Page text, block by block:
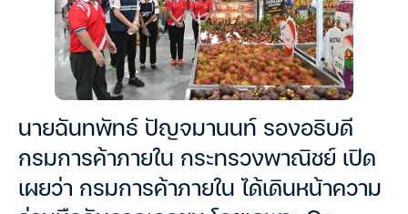
นายฉันทพัทธ์ ปัญจมานนท์ รองอธิบดี
กรมการค้าภายใน กระทรวงพาณิชย์ เปิด
เผยว่า กรมการค้าภายใน ได้เดินหน้าความ